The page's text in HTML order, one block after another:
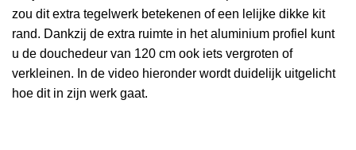
zou dit extra tegelwerk betekenen of een lelijke dikke kit
rand. Dankzij de extra ruimte in het aluminium profiel kunt
u de douchedeur van 120 cm ook iets vergroten of
verkleinen. In de video hieronder wordt duidelijk uitgelicht
hoe dit in zijn werk gaat.